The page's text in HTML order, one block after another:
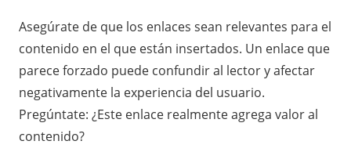
Asegúrate de que los enlaces sean relevantes para el
contenido en el que están insertados. Un enlace que
parece forzado puede confundir al lector y afectar
negativamente la experiencia del usuario.
Pregúntate: ¿Este enlace realmente agrega valor al
contenido?